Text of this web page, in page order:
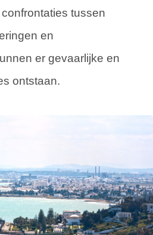
tussen
en
er gevaarlijke en
ontstaan.